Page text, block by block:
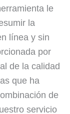
le
la
línea y sin
por
de la calidad
que ha
de
servicio